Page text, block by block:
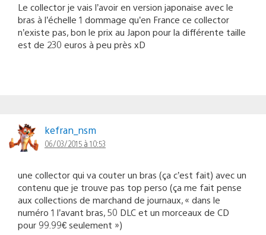
Le collector je vais l’avoir en version japonaise avec le
bras à l’échelle 1 dommage qu’en France ce collector
n’existe pas, bon le prix au Japon pour la différente taille
est de 230 euros à peu près xD
kefran_nsm
06/03/2015 à 10:53
une collector qui va couter un bras (ça c’est fait) avec un
contenu que je trouve pas top perso (ça me fait pense
aux collections de marchand de journaux, « dans le
numéro 1 l’avant bras, 50 DLC et un morceaux de CD
pour 99.99€ seulement »)